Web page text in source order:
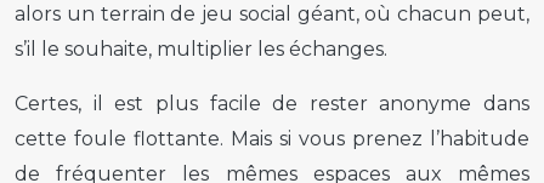
alors un terrain de jeu social géant, où chacun peut,
s’il le souhaite, multiplier les échanges.
Certes, il est plus facile de rester anonyme dans
cette foule flottante. Mais si vous prenez l’habitude
de fréquenter les mêmes espaces aux mêmes